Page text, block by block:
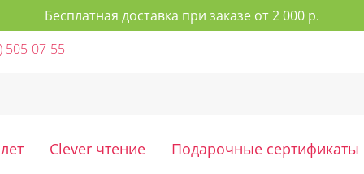
Бесплатная доставка при заказе от 2 000 р.
505-07-55
Clever чтение Подарочные сертификаты